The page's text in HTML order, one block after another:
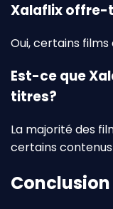
Xalaflix offre-
Oui, certains films
Est-ce que
titres?
La majorité des
certains
Conclusion